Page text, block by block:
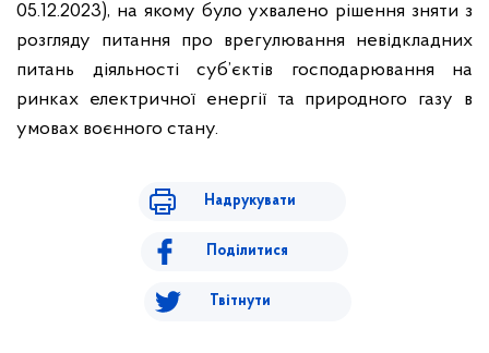
05.12.2023), на якому було ухвалено рішення зняти з
розгляду питання про врегулювання невідкладних
питань діяльності суб’єктів господарювання на
ринках електричної енергії та природного газу в
умовах воєнного стану.
Надрукувати
Поділитися
Твітнути